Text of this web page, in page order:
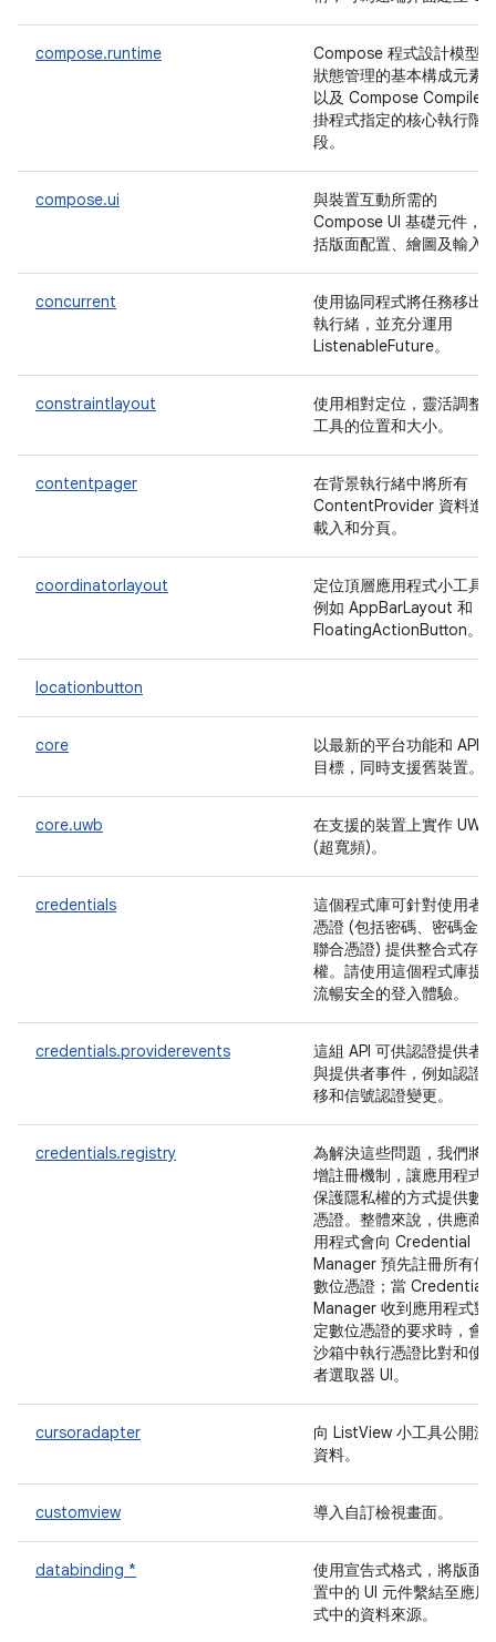
compose.runtime
Compose 程式設計模型和
狀態管理的基本構成元素
以及 Compose Compiler
掛程式指定的核心執行階
段。
compose.ui
與裝置互動所需的
Compose UI 基礎元件，
括版面配置、繪圖及輸入
concurrent
使用協同程式將任務移出
執行緒，並充分運用
ListenableFuture。
constraintlayout
使用相對定位，靈活調整
工具的位置和大小。
contentpager
在背景執行緒中將所有
ContentProvider 資料進
載入和分頁。
coordinatorlayout
定位頂層應用程式小工具
例如 AppBarLayout 和
FloatingActionButton。
locationbutton
core
以最新的平台功能和 API
目標，同時支援舊裝置。
core.uwb
在支援的裝置上實作 UWB
(超寬頻)。
credentials
這個程式庫可針對使用者
憑證 (包括密碼、密碼金
聯合憑證) 提供整合式存取
權。請使用這個程式庫提
流暢安全的登入體驗。
credentials.providerevents
這組 API 可供認證提供者
與提供者事件，例如認證
移和信號認證變更。
credentials.registry
為解決這些問題，我們將
增註冊機制，讓應用程式
保護隱私權的方式提供數
憑證。整體來說，供應商
用程式會向 Credential
Manager 預先註冊所有候
數位憑證；當 Credential
Manager 收到應用程式對
定數位憑證的要求時，會
沙箱中執行憑證比對和使
者選取器 UI。
cursoradapter
向 ListView 小工具公開游
資料。
customview 導入自訂檢視畫面。
databinding *
使用宣告式格式，將版面
置中的 UI 元件繫結至應用
式中的資料來源。